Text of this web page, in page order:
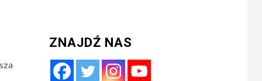
ZNAJDŹ NAS